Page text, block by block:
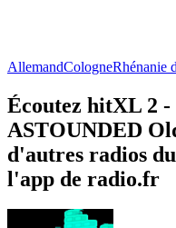
AllemandCologneRhénanie
Écoutez hitXL 2
ASTOUNDED
d'autres radios
l'app de radio.fr